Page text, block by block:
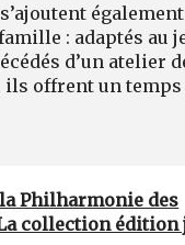
: adaptés au
d’un atelier
offrent un temps
Philharmonie des
collection édition